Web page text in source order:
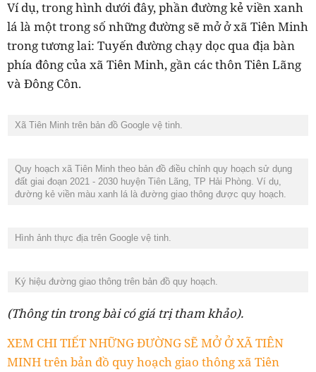
Ví dụ, trong hình dưới đây, phần đường kẻ viền xanh
lá là một trong số những đường sẽ mở ở xã Tiên Minh
trong tương lai: Tuyến đường chạy dọc qua địa bàn
phía đông của xã Tiên Minh, gần các thôn Tiên Lãng
và Đông Côn.
Xã Tiên Minh trên bản đồ Google vệ tinh.
Quy hoạch xã Tiên Minh theo bản đồ điều chỉnh quy hoạch sử dụng
đất giai đoạn 2021 - 2030 huyện Tiên Lãng, TP Hải Phòng. Ví dụ,
đường kẻ viền màu xanh lá là đường giao thông được quy hoạch.
Hình ảnh thực địa trên Google vệ tinh.
Ký hiệu đường giao thông trên bản đồ quy hoạch.
(Thông tin trong bài có giá trị tham khảo).
XEM CHI TIẾT NHỮNG ĐƯỜNG SẼ MỞ Ở XÃ TIÊN
MINH trên bản đồ quy hoạch giao thông xã Tiên